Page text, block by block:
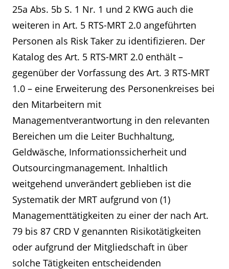
25a Abs. 5b S. 1 Nr. 1 und 2 KWG auch die
weiteren in Art. 5 RTS-MRT 2.0 angeführten
Personen als Risk Taker zu identifizieren. Der
Katalog des Art. 5 RTS-MRT 2.0 enthält –
gegenüber der Vorfassung des Art. 3 RTS-MRT
1.0 – eine Erweiterung des Personenkreises bei
den Mitarbeitern mit
Managementverantwortung in den relevanten
Bereichen um die Leiter Buchhaltung,
Geldwäsche, Informationssicherheit und
Outsourcingmanagement. Inhaltlich
weitgehend unverändert geblieben ist die
Systematik der MRT aufgrund von (1)
Managementtätigkeiten zu einer der nach Art.
79 bis 87 CRD V genannten Risikotätigkeiten
oder aufgrund der Mitgliedschaft in über
solche Tätigkeiten entscheidenden